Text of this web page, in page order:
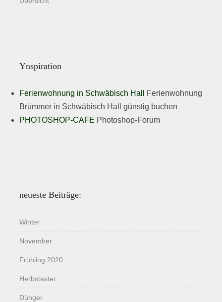
Ynspiration
Ferienwohnung in Schwäbisch Hall
Ferienwohnung
Brümmer in Schwäbisch Hall günstig buchen
PHOTOSHOP-CAFE Photoshop-Forum
neueste Beiträge:
Winter
November
Frühling 2020
Herbstaster
Dünger